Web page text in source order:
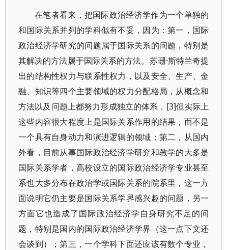
在笔者看来，把国际政治经济学作为一个单独的
和国际关系并列的学科似有不妥，因为：第一，国际
政治经济学研究的问题属于国际关系的问题，特别是
其解决的方法属于国际关系的方法。苏珊·斯特兰奇提
出的结构性权力与联系性权力，以及安全、生产、金
融、知识等四个主要领域的权力分配格局，从概念和
方法以及问题上都努力形成独立的体系，[3]但实际上
这些内容很大程度上是国际关系作用的结果，而不是
一个具有自身动力和演进逻辑的领域；第二，从国内
外看，目前从事国际政治经济学研究和教学的大多是
国际关系学者，高校设立的国际政治经济学专业甚至
系也大多分布在政治学或国际关系的院系里，这一方
面说明它仍主要是国际关系学界感兴趣的问题，另一
方面它也造成了国际政治经济学自身研究不足的问
题，特别是国内的国际政治经济学界（这一点下文还
会谈到）；第三，一个学科下面还应该有数个专业，